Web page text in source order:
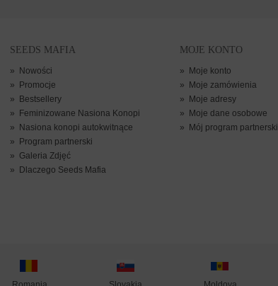
SEEDS MAFIA
»
Nowości
»
Promocje
»
Bestsellery
»
Feminizowane Nasiona Konopi
»
Nasiona konopi autokwitnące
»
Program partnerski
» Galeria Zdjęć
»
Dlaczego Seeds Mafia
MOJE KONTO
»
Moje konto
»
Moje zamówienia
»
Moje adresy
»
Moje dane osobowe
»
Mój program partnerski